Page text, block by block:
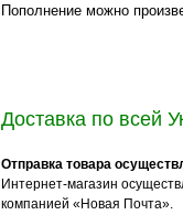
Пополнение можно
Доставка по всей
Отправка товара
Интернет-магазин
компанией «Новая Почта».